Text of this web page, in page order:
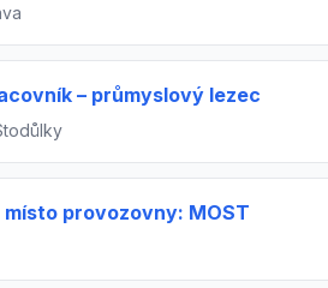
– průmyslový lezec
provozovny: MOST